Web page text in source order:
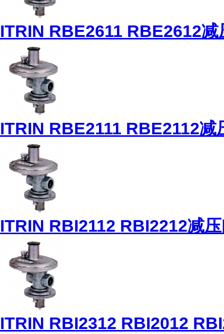
ITRIN RBE2611 RBE2612减
ITRIN RBE2111 RBE2112减
ITRIN RBI2112 RBI2212减
ITRIN RBI2312 RBI2012